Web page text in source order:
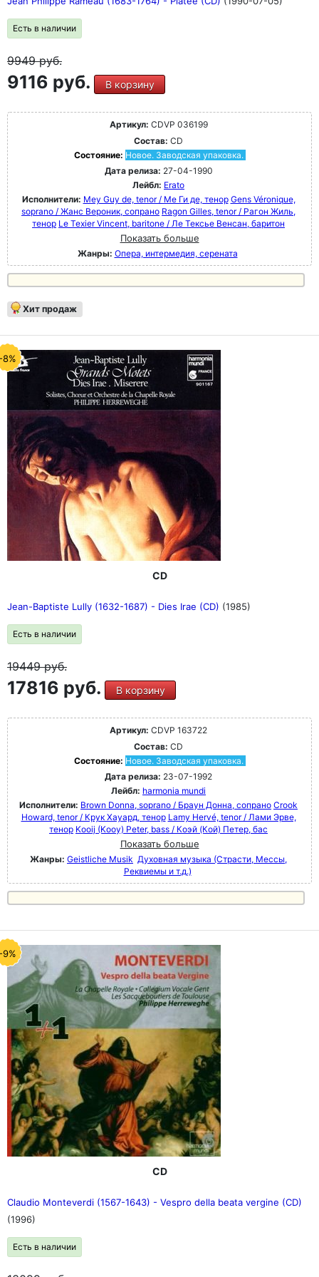
Есть в наличии
9949руб.
9116 руб. В корзину
Артикул: CDVP 036199
Состав: CD
Состояние: Новое. Заводская упаковка.
Дата релиза: 27-04-1990
Лейбл: Erato
Исполнители: Mey Guy de, tenor / Ме Ги де, тенор Gens Véronique,
soprano / Жанс Вероник, сопрано Ragon Gilles, tenor / Рагон Жиль,
тенор Le Texier Vincent, baritone / Ле Тексье Венсан, баритон
Показать больше
Жанры: Опера, интермедия, серената
Хит продаж
8%
CD
Jean-Baptiste Lully (1632-1687) - Dies Irae (CD) (1985)
Есть в наличии
19449руб.
17816 руб. В корзину
Артикул: CDVP 163722
Состав: CD
Состояние: Новое. Заводская упаковка.
Дата релиза: 23-07-1992
Лейбл: harmonia mundi
Исполнители: Brown Donna, soprano / Браун Донна, сопрано Crook
Howard, tenor / Крук Хауард, тенор Lamy Hervé, tenor / Лами Эрве,
тенор Kooij (Kooy) Peter, bass / Коэй (Кой) Петер, бас
Показать больше
Жанры: Geistliche Musik Духовная музыка (Страсти, Мессы,
Реквиемы и т.д.)
9%
CD
Claudio Monteverdi (1567-1643) - Vespro della beata vergine (CD)
(1996)
Есть в наличии